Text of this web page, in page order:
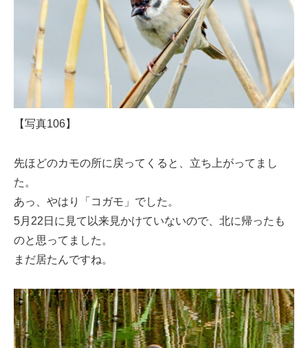
【写真106】
先ほどのカモの所に戻ってくると、立ち上がってまし
た。
あっ、やはり「コガモ」でした。
5月22日に見て以来見かけていないので、北に帰ったも
のと思ってました。
まだ居たんですね。